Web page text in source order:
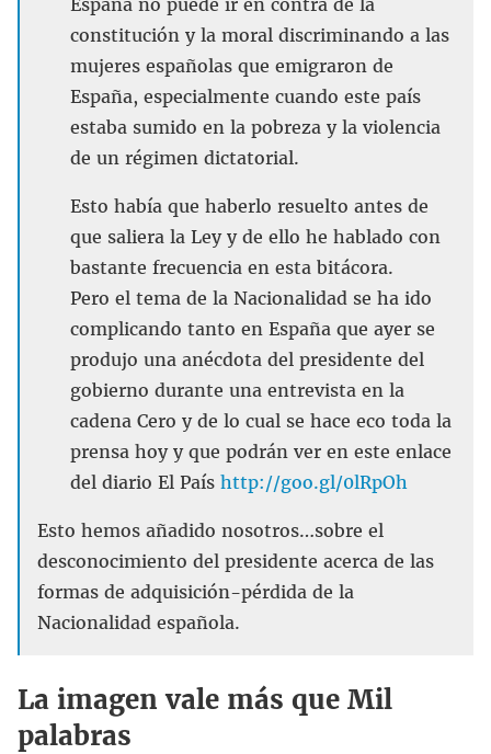
constitución y la moral discriminando a las
mujeres españolas que emigraron de
España, especialmente cuando este país
estaba sumido en la pobreza y la violencia
de un régimen dictatorial.
Esto había que haberlo resuelto antes de
que saliera la Ley y de ello he hablado con
bastante frecuencia en esta bitácora.
Pero el tema de la Nacionalidad se ha ido
complicando tanto en España que ayer se
produjo una anécdota del presidente del
gobierno durante una entrevista en la
cadena Cero y de lo cual se hace eco toda la
prensa hoy y que podrán ver en este enlace
del diario El País http://goo.gl/0lRpOh
Esto hemos añadido nosotros…sobre el
desconocimiento del presidente acerca de las
formas de adquisición-pérdida de la
Nacionalidad española.
La imagen vale más que Mil
palabras